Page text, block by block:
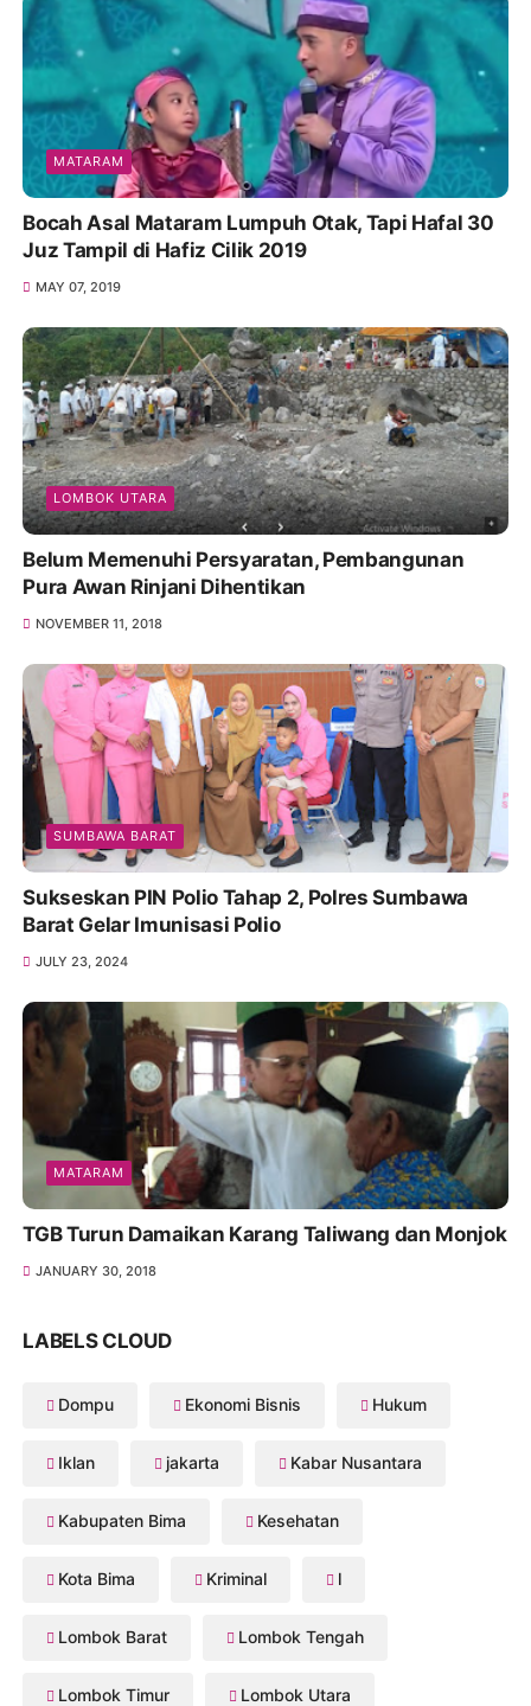
MATARAM
Bocah Asal Mataram Lumpuh Otak, Tapi Hafal 30
Juz Tampil di Hafiz Cilik 2019
MAY 07, 2019
LOMBOK UTARA
Belum Memenuhi Persyaratan, Pembangunan
Pura Awan Rinjani Dihentikan
NOVEMBER 11, 2018
SUMBAWA BARAT
Sukseskan PIN Polio Tahap 2, Polres Sumbawa
Barat Gelar Imunisasi Polio
JULY 23, 2024
MATARAM
TGB Turun Damaikan Karang Taliwang dan Monjok
JANUARY 30, 2018
LABELS CLOUD
Dompu Ekonomi Bisnis Hukum
Iklan jakarta Kabar Nusantara
Kabupaten Bima Kesehatan
Kota Bima Kriminal l
Lombok Barat Lombok Tengah
Lombok Timur Lombok Utara